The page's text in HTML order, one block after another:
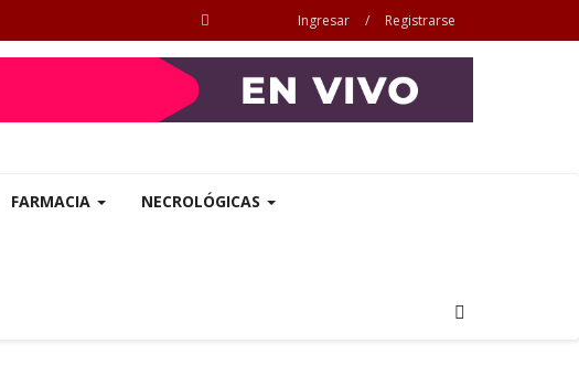
Ingresar / Registrarse
FARMACIA NECROLÓGICAS